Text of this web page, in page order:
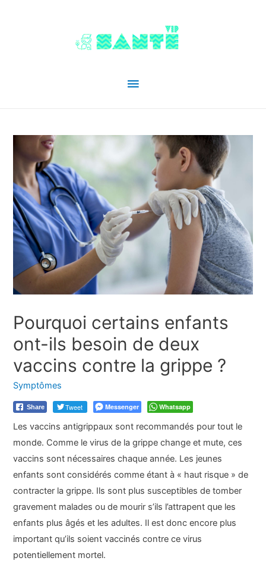
Menu
Pourquoi certains enfants
ont-ils besoin de deux
vaccins contre la grippe ?
Symptômes
Share Tweet Messenger Whatsapp
Les vaccins antigrippaux sont recommandés pour tout le
monde. Comme le virus de la grippe change et mute, ces
vaccins sont nécessaires chaque année. Les jeunes
enfants sont considérés comme étant à « haut risque » de
contracter la grippe. Ils sont plus susceptibles de tomber
gravement malades ou de mourir s’ils l’attrapent que les
enfants plus âgés et les adultes. Il est donc encore plus
important qu’ils soient vaccinés contre ce virus
potentiellement mortel.